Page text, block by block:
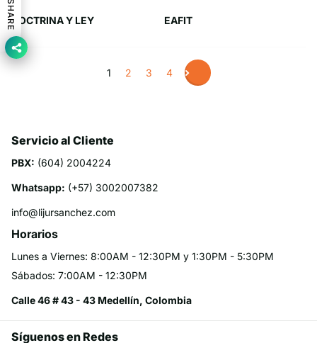
DOCTRINA Y LEY EAFIT
1 2 3 4
Servicio al Cliente
PBX: (604) 2004224
Whatsapp: (+57) 3002007382
info@lijursanchez.com
Horarios
Lunes a Viernes: 8:00AM - 12:30PM y 1:30PM - 5:30PM
Sábados: 7:00AM - 12:30PM
Calle 46 # 43 - 43 Medellín, Colombia
Síguenos en Redes
SHARE